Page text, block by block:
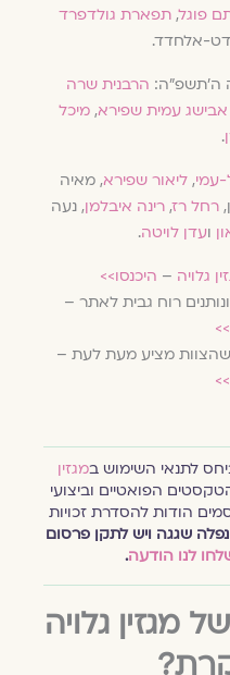
פוגל,תפארת גולדפרד
אלחדד.
ה׳תשפ״ה:הרבנית שרה
עמית שפירא,מיכל
,ליאור שפירא, מאיה
רחל רז,רינה איבלמן, נעה
ועדן לויטה.
גלויה–היכנסו>>
רוח גבית לאתר –
מציע מעת לעת –
לתנאי השימוש ב מגזין
הפואטיים וביצועי
הודות להסדרת זכויות
שגגה ויש לתקן פרסום
לנו הודעה.
מגזין גלויה